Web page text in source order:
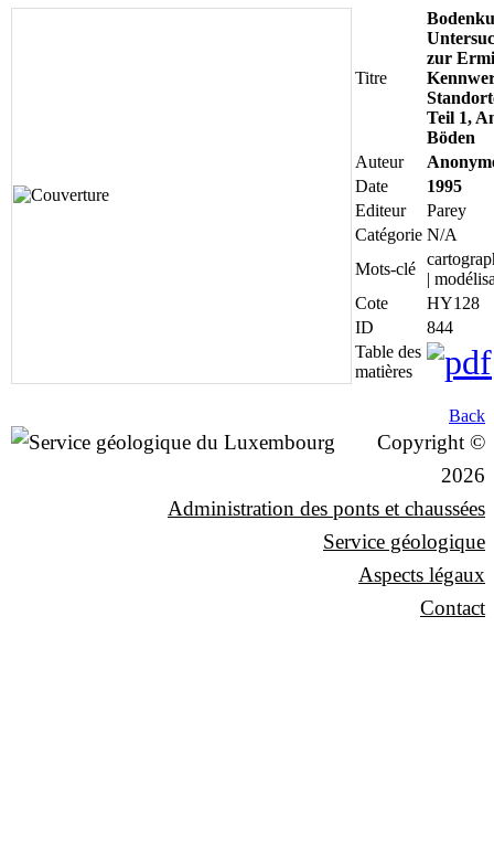
Titre
zur
Teil 1,
Böden
Auteur
Date
1995
Editeur
Parey
Catégorie N/A
Mots-clé
|
Cote
HY128
ID
844
Table des
matières
Back
Copyright ©
2026
Administration des ponts et chaussées
Service géologique
Aspects légaux
Contact